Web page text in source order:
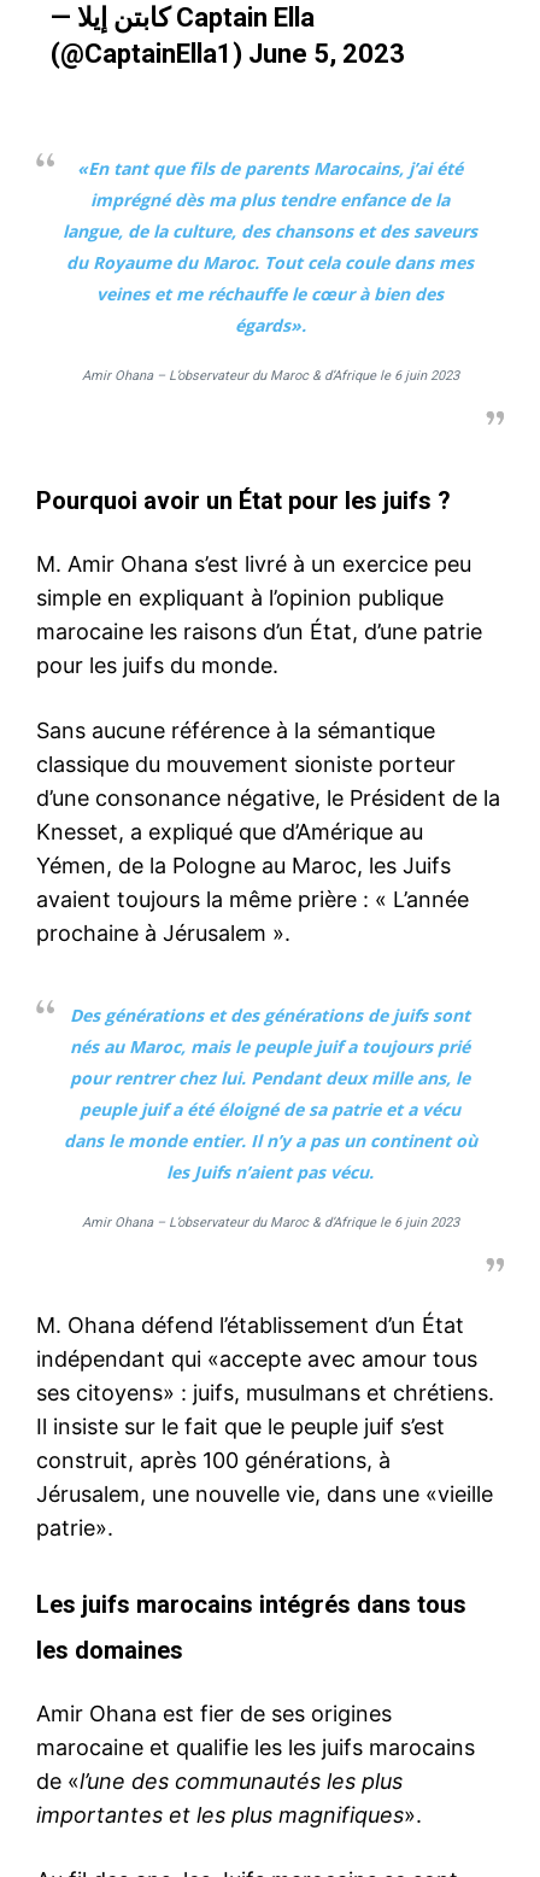
— كابتن إيلا Captain Ella
(@CaptainElla1) June 5, 2023
«En tant que fils de parents Marocains, j’ai été
imprégné dès ma plus tendre enfance de la
langue, de la culture, des chansons et des saveurs
du Royaume du Maroc. Tout cela coule dans mes
veines et me réchauffe le cœur à bien des
égards».
Amir Ohana – L’observateur du Maroc & d’Afrique le 6 juin 2023
Pourquoi avoir un État pour les juifs ?
M. Amir Ohana s’est livré à un exercice peu
simple en expliquant à l’opinion publique
marocaine les raisons d’un État, d’une patrie
pour les juifs du monde.
Sans aucune référence à la sémantique
classique du mouvement sioniste porteur
d’une consonance négative, le Président de la
Knesset, a expliqué que d’Amérique au
Yémen, de la Pologne au Maroc, les Juifs
avaient toujours la même prière : « L’année
prochaine à Jérusalem ».
Des générations et des générations de juifs sont
nés au Maroc, mais le peuple juif a toujours prié
pour rentrer chez lui. Pendant deux mille ans, le
peuple juif a été éloigné de sa patrie et a vécu
dans le monde entier. Il n’y a pas un continent où
les Juifs n’aient pas vécu.
Amir Ohana – L’observateur du Maroc & d’Afrique le 6 juin 2023
M. Ohana défend l’établissement d’un État
indépendant qui «accepte avec amour tous
ses citoyens» : juifs, musulmans et chrétiens.
Il insiste sur le fait que le peuple juif s’est
construit, après 100 générations, à
Jérusalem, une nouvelle vie, dans une «vieille
patrie».
Les juifs marocains intégrés dans tous
les domaines
Amir Ohana est fier de ses origines
marocaine et qualifie les les juifs marocains
de «l’une des communautés les plus
importantes et les plus magnifiques».